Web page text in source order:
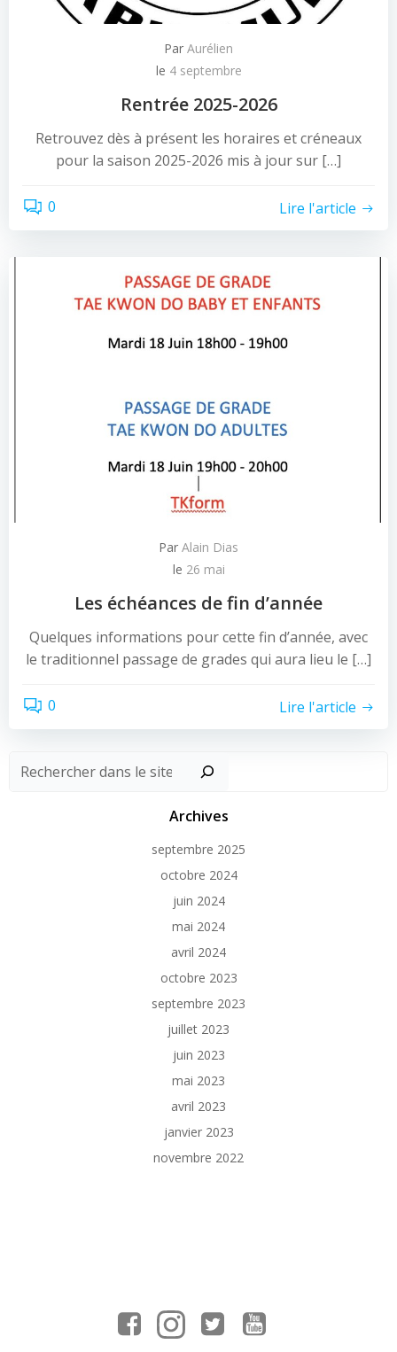
Par Aurélien
le 4 septembre
Rentrée 2025-2026
Retrouvez dès à présent les horaires et créneaux
pour la saison 2025-2026 mis à jour sur […]
0 Lire l'article
Par Alain Dias
le 26 mai
Les échéances de fin d’année
Quelques informations pour cette fin d’année, avec
le traditionnel passage de grades qui aura lieu le […]
0 Lire l'article
Archives
septembre 2025
octobre 2024
juin 2024
mai 2024
avril 2024
octobre 2023
septembre 2023
juillet 2023
juin 2023
mai 2023
avril 2023
janvier 2023
novembre 2022